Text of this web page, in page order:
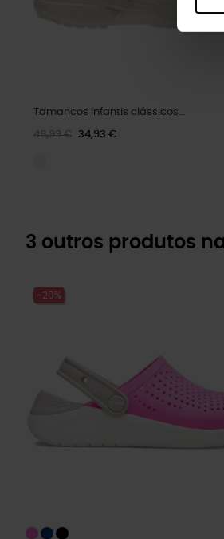
Tamancos infantis clássicos...
49,99 € 34,93 €
3 outros produtos
-20%